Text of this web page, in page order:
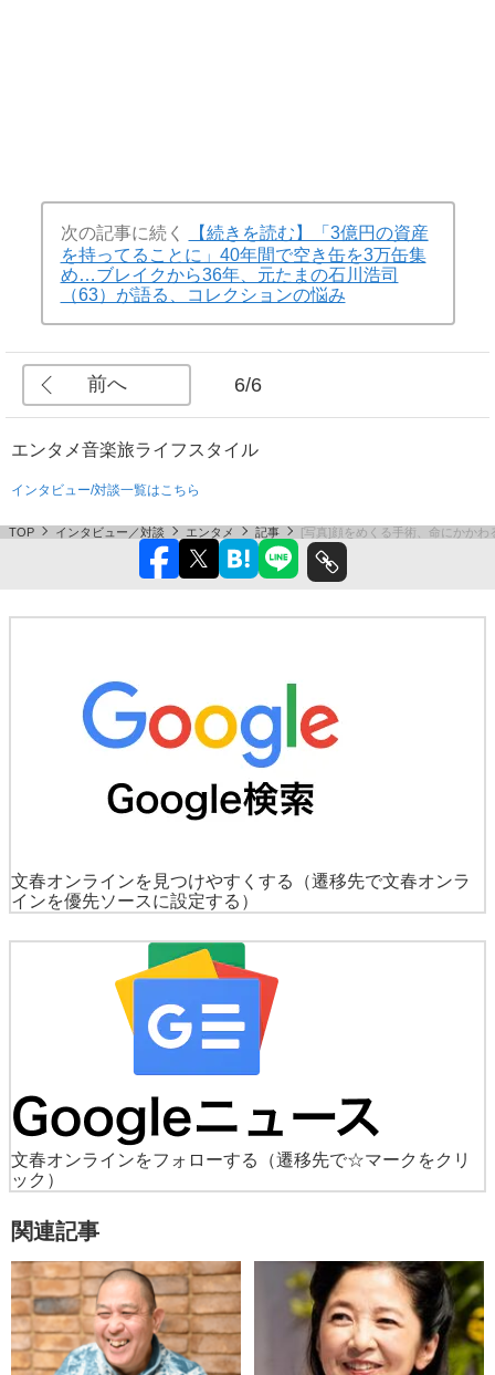
次の記事に続く
【続きを読む】「3億円の資産
を持ってることに」40年間で空き缶を3万缶集
め…ブレイクから36年、元たまの石川浩司
（63）が語る、コレクションの悩み
前へ 6/6
エンタメ音楽旅ライフスタイル
インタビュー/対談一覧はこちら
TOP インタビュー／対談 エンタメ 記事 [写真]顔をめくる手術、命にかか
文春オンラインを見つけやすくする
（遷移先で文春オンラ
インを優先ソースに設定する）
文春オンラインをフォローする
（遷移先で☆マークをクリ
ック）
関連記事